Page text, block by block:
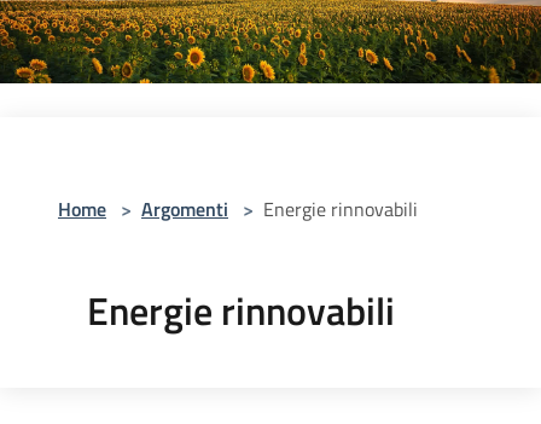
Home > Argomenti > Energie rinnovabili
Energie rinnovabili